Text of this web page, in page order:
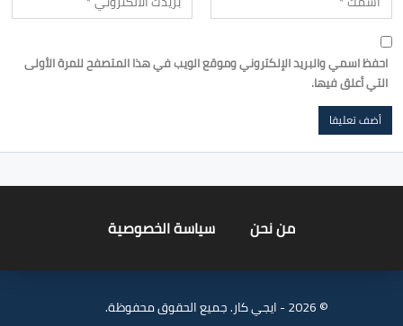
احفظ اسمي والبريد الإلكتروني وموقع الويب في هذا المتصفح للمرة الأولى
التي أعلق فيها.
من نحن سياسة الخصوصية
© 2026 - ايجي كار. جميع الحقوق محفوظة.